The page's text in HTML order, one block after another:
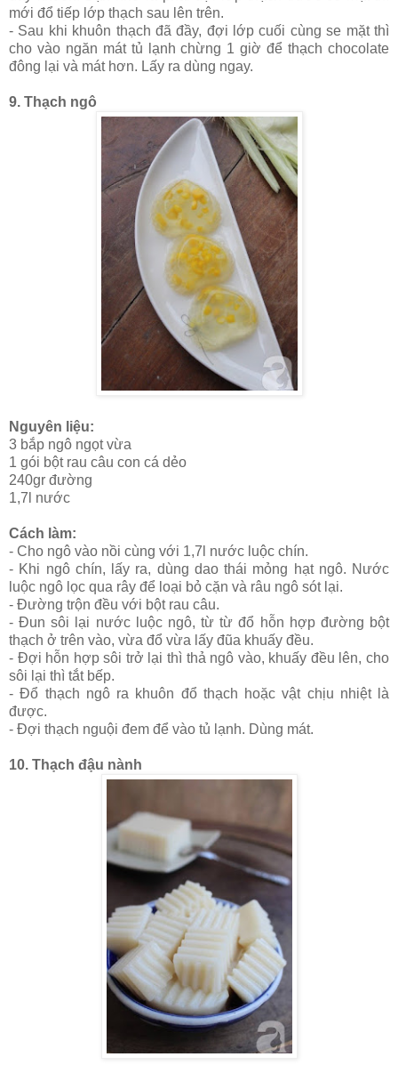
mới đổ tiếp lớp thạch sau lên trên.
- Sau khi khuôn thạch đã đầy, đợi lớp cuối cùng se mặt thì
cho vào ngăn mát tủ lạnh chừng 1 giờ để thạch chocolate
đông lại và mát hơn. Lấy ra dùng ngay.
9. Thạch ngô
Nguyên liệu:
3 bắp ngô ngọt vừa
1 gói bột rau câu con cá dẻo
240gr đường
1,7l nước
Cách làm:
- Cho ngô vào nồi cùng với 1,7l nước luộc chín.
- Khi ngô chín, lấy ra, dùng dao thái mỏng hạt ngô. Nước
luộc ngô lọc qua rây để loại bỏ cặn và râu ngô sót lại.
- Đường trộn đều với bột rau câu.
- Đun sôi lại nước luộc ngô, từ từ đổ hỗn hợp đường bột
thạch ở trên vào, vừa đổ vừa lấy đũa khuấy đều.
- Đợi hỗn hợp sôi trở lại thì thả ngô vào, khuấy đều lên, cho
sôi lại thì tắt bếp.
- Đổ thạch ngô ra khuôn đổ thạch hoặc vật chịu nhiệt là
được.
- Đợi thạch nguội đem để vào tủ lạnh. Dùng mát.
10. Thạch đậu nành